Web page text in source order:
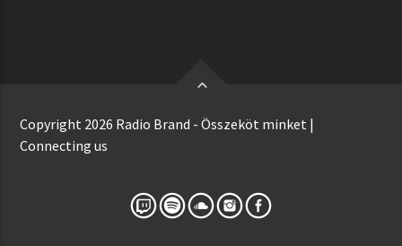
Copyright 2026 Radio Brand - Összeköt minket |
Connecting us